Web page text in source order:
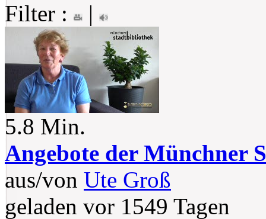
Filter :
|
5.8 Min.
Angebote der Münchner
aus/von Ute Groß
geladen vor 1549 Tagen